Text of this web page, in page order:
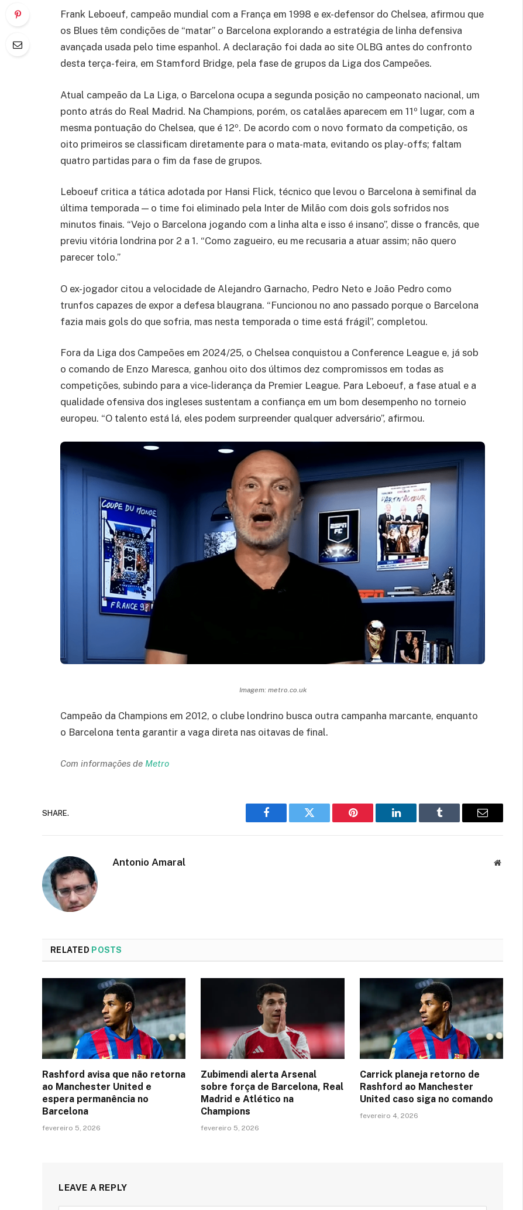
Frank Leboeuf, campeão mundial com a França em 1998 e ex-defensor do Chelsea, afirmou que
os Blues têm condições de “matar” o Barcelona explorando a estratégia de linha defensiva
avançada usada pelo time espanhol. A declaração foi dada ao site OLBG antes do confronto
desta terça-feira, em Stamford Bridge, pela fase de grupos da Liga dos Campeões.
Atual campeão da La Liga, o Barcelona ocupa a segunda posição no campeonato nacional, um
ponto atrás do Real Madrid. Na Champions, porém, os catalães aparecem em 11º lugar, com a
mesma pontuação do Chelsea, que é 12º. De acordo com o novo formato da competição, os
oito primeiros se classificam diretamente para o mata-mata, evitando os play-offs; faltam
quatro partidas para o fim da fase de grupos.
Leboeuf critica a tática adotada por Hansi Flick, técnico que levou o Barcelona à semifinal da
última temporada — o time foi eliminado pela Inter de Milão com dois gols sofridos nos
minutos finais. “Vejo o Barcelona jogando com a linha alta e isso é insano”, disse o francês, que
previu vitória londrina por 2 a 1. “Como zagueiro, eu me recusaria a atuar assim; não quero
parecer tolo.”
O ex-jogador citou a velocidade de Alejandro Garnacho, Pedro Neto e João Pedro como
trunfos capazes de expor a defesa blaugrana. “Funcionou no ano passado porque o Barcelona
fazia mais gols do que sofria, mas nesta temporada o time está frágil”, completou.
Fora da Liga dos Campeões em 2024/25, o Chelsea conquistou a Conference League e, já sob
o comando de Enzo Maresca, ganhou oito dos últimos dez compromissos em todas as
competições, subindo para a vice-liderança da Premier League. Para Leboeuf, a fase atual e a
qualidade ofensiva dos ingleses sustentam a confiança em um bom desempenho no torneio
europeu. “O talento está lá, eles podem surpreender qualquer adversário”, afirmou.
Imagem: metro.co.uk
Campeão da Champions em 2012, o clube londrino busca outra campanha marcante, enquanto
o Barcelona tenta garantir a vaga direta nas oitavas de final.
Com informações de Metro
SHARE.
Facebook Twitter Pinterest LinkedIn Tumblr Email
Antonio Amaral Website
RELATED POSTS
Rashford avisa que não retorna
ao Manchester United e
espera permanência no
Barcelona
fevereiro 5, 2026
Zubimendi alerta Arsenal
sobre força de Barcelona, Real
Madrid e Atlético na
Champions
fevereiro 5, 2026
Carrick planeja retorno de
Rashford ao Manchester
United caso siga no comando
fevereiro 4, 2026
LEAVE A REPLY